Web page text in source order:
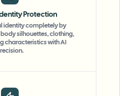
Protection
identity completely by
silhouettes, clothing,
characteristics with AI